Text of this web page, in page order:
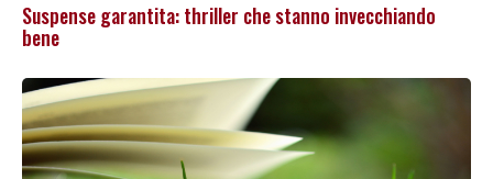
Suspense garantita: thriller che stanno invecchiando
bene